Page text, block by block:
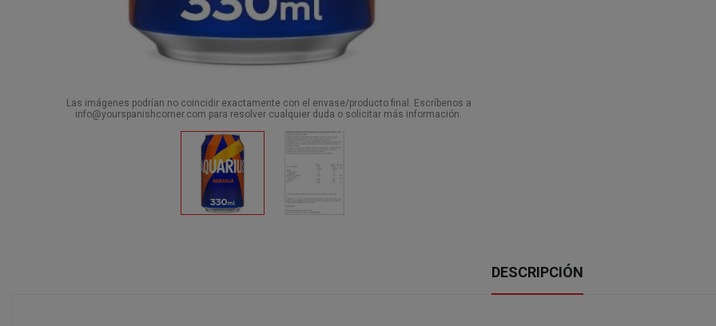
Las imágenes podrían no coincidir exactamente con el envase/producto final. Escríbenos a
info@yourspanishcorner.com para resolver cualquier duda o solicitar más información.
DESCRIPCIÓN